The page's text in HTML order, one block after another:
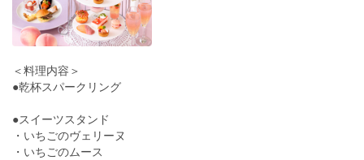
＜料理内容＞
●乾杯スパークリング
●スイーツスタンド
・いちごのヴェリーヌ
・いちごのムース